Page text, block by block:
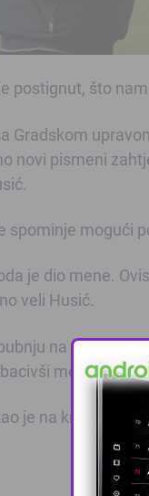
postignut, što
Gradskom
novi pismeni
spominje mogući
je dio mene.
veli Husić.
na
mostarski
je na kraju